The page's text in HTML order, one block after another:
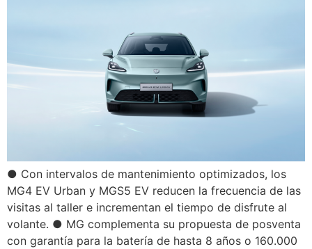
● Con intervalos de mantenimiento optimizados, los
MG4 EV Urban y MGS5 EV reducen la frecuencia de las
visitas al taller e incrementan el tiempo de disfrute al
volante. ● MG complementa su propuesta de posventa
con garantía para la batería de hasta 8 años o 160.000